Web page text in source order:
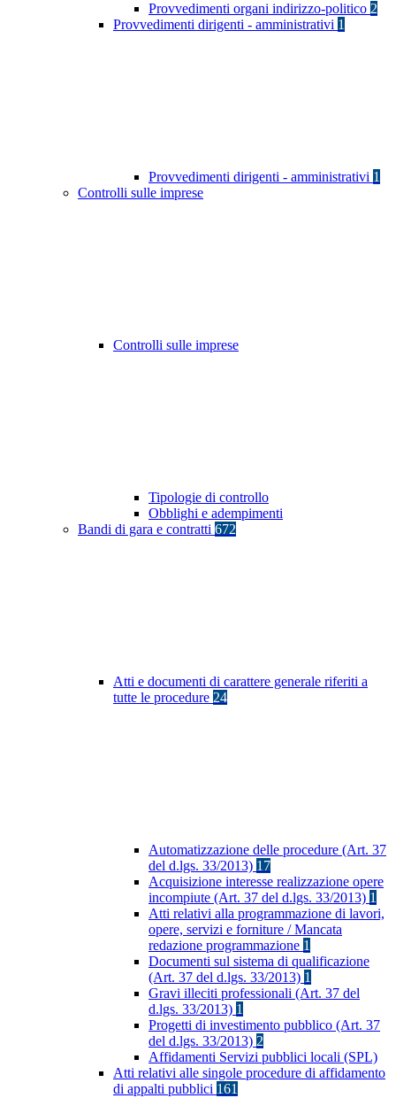
Provvedimenti organi indirizzo-politico 2
Provvedimenti dirigenti - amministrativi 1
Provvedimenti dirigenti - amministrativi 1
Controlli sulle imprese
Controlli sulle imprese
Tipologie di controllo
Obblighi e adempimenti
Bandi di gara e contratti 672
Atti e documenti di carattere generale riferiti a
tutte le procedure 24
Automatizzazione delle procedure (Art. 37
del d.lgs. 33/2013) 17
Acquisizione interesse realizzazione opere
incompiute (Art. 37 del d.lgs. 33/2013) 1
Atti relativi alla programmazione di lavori,
opere, servizi e forniture / Mancata
redazione programmazione 1
Documenti sul sistema di qualificazione
(Art. 37 del d.lgs. 33/2013) 1
Gravi illeciti professionali (Art. 37 del
d.lgs. 33/2013) 1
Progetti di investimento pubblico (Art. 37
del d.lgs. 33/2013) 2
Affidamenti Servizi pubblici locali (SPL)
Atti relativi alle singole procedure di affidamento
di appalti pubblici 161